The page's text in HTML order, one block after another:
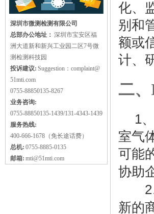
深圳市微测检测有限公司
总部办公地址： 深圳市宝安区福
洲大道新和新兴工业园二区7号微
测检测科技园
投诉建议: Suggestion：complaint@
51mti.com
0755-88850135-8267
业务咨询:
0755-88850135-1439/131-4343-1439
服务热线:
400-666-1678（免长途话费）
总机: 0755-8885-0135
邮箱: mti@51mti.com
化、
别和
额或
计、
二
1
室气
可能
协助
2
新的